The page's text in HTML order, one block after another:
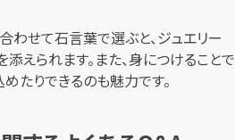
わせて石言葉で選ぶと、ジュエリー
えられます。また、身につけることで
たりできるのも魅力です。